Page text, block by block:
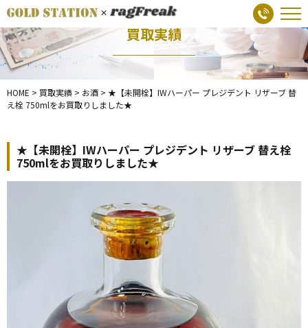
買取実績
HOME > 買取実績 > お酒 > ★【未開栓】IWハーパー プレジデント リザーブ 替
え栓 750mlをお買取りしました★
★【未開栓】IWハーパー プレジデント リザーブ 替え栓
750mlをお買取りしました★